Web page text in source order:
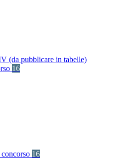
(da pubblicare in tabelle)
16
16